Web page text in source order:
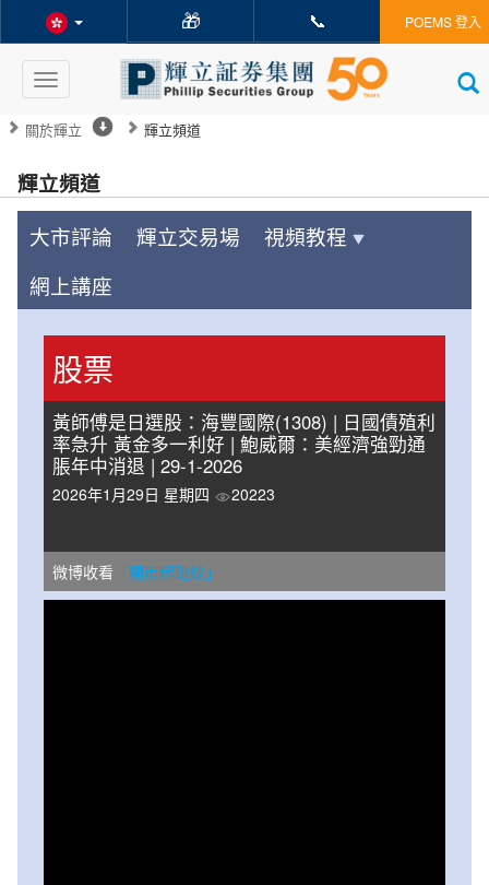
🎁 📞 POEMS 登入
Toggle
navigation
關於輝立 輝立頻道
輝立頻道
大市評論 輝立交易場
視頻教程
網上講座
股票
黃師傅是日選股：海豐國際(1308) | 日國債殖利
率急升 黃金多一利好 | 鮑威爾：美經濟強勁通
脹年中消退 | 29-1-2026
2026年1月29日 星期四 20223
微博收看 「開市起跑線」